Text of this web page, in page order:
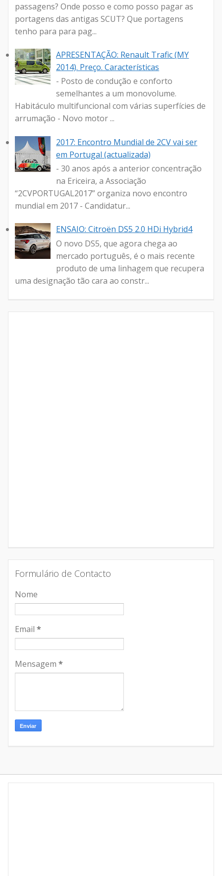
passagens? Onde posso e como posso pagar as
portagens das antigas SCUT? Que portagens
tenho para para pag...
APRESENTAÇÃO: Renault Trafic (MY
2014). Preço. Características
- Posto de condução e conforto
semelhantes a um monovolume.
Habitáculo multifuncional com várias superfícies de
arrumação - Novo motor ...
2017: Encontro Mundial de 2CV vai ser
em Portugal (actualizada)
- 30 anos após a anterior concentração
na Ericeira, a Associação
“2CVPORTUGAL2017” organiza novo encontro
mundial em 2017 - Candidatur...
ENSAIO: Citroën DS5 2.0 HDi Hybrid4
O novo DS5, que agora chega ao
mercado português, é o mais recente
produto de uma linhagem que recupera
uma designação tão cara ao constr...
Formulário de Contacto
Nome
Email *
Mensagem *